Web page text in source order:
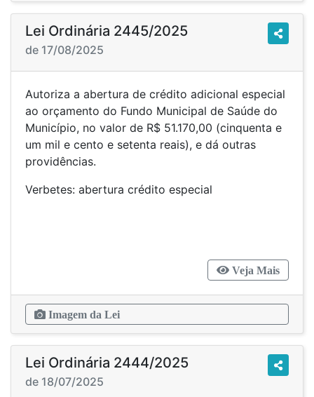
Lei Ordinária 2445/2025
de 17/08/2025
Autoriza a abertura de crédito adicional especial
ao orçamento do Fundo Municipal de Saúde do
Município, no valor de R$ 51.170,00 (cinquenta e
um mil e cento e setenta reais), e dá outras
providências.
Verbetes: abertura crédito especial
Veja Mais
Imagem da Lei
Lei Ordinária 2444/2025
de 18/07/2025